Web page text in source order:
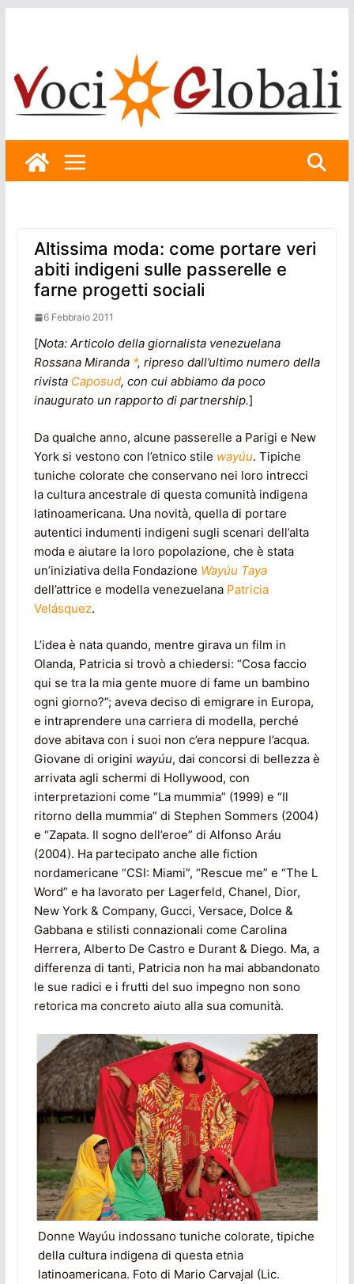
Altissima moda: come portare veri
abiti indigeni sulle passerelle e
farne progetti sociali
6 Febbraio 2011
[Nota: Articolo della giornalista venezuelana
Rossana Miranda *, ripreso dall’ultimo numero della
rivista Caposud, con cui abbiamo da poco
inaugurato un rapporto di partnership.]
Da qualche anno, alcune passerelle a Parigi e New
York si vestono con l’etnico stile wayúu. Tipiche
tuniche colorate che conservano nei loro intrecci
la cultura ancestrale di questa comunità indigena
latinoamericana. Una novità, quella di portare
autentici indumenti indigeni sugli scenari dell’alta
moda e aiutare la loro popolazione, che è stata
un’iniziativa della Fondazione Wayúu Taya
dell’attrice e modella venezuelana Patricia
Velásquez.
L’idea è nata quando, mentre girava un film in
Olanda, Patricia si trovò a chiedersi: “Cosa faccio
qui se tra la mia gente muore di fame un bambino
ogni giorno?”; aveva deciso di emigrare in Europa,
e intraprendere una carriera di modella, perché
dove abitava con i suoi non c’era neppure l’acqua.
Giovane di origini wayúu, dai concorsi di bellezza è
arrivata agli schermi di Hollywood, con
interpretazioni come “La mummia” (1999) e “Il
ritorno della mummia” di Stephen Sommers (2004)
e “Zapata. Il sogno dell’eroe” di Alfonso Aráu
(2004). Ha partecipato anche alle fiction
nordamericane “CSI: Miami”, “Rescue me” e “The L
Word” e ha lavorato per Lagerfeld, Chanel, Dior,
New York & Company, Gucci, Versace, Dolce &
Gabbana e stilisti connazionali come Carolina
Herrera, Alberto De Castro e Durant & Diego. Ma, a
differenza di tanti, Patricia non ha mai abbandonato
le sue radici e i frutti del suo impegno non sono
retorica ma concreto aiuto alla sua comunità.
Donne Wayúu indossano tuniche colorate, tipiche
della cultura indigena di questa etnia
latinoamericana. Foto di Mario Carvajal (Lic.